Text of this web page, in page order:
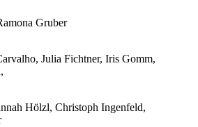
Gruber
Julia Fichtner, Iris Gomm,
Hölzl, Christoph Ingenfeld,